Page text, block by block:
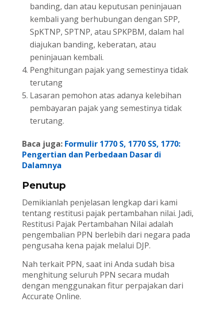
banding, dan atau keputusan peninjauan
kembali yang berhubungan dengan SPP,
SpKTNP, SPTNP, atau SPKPBM, dalam hal
diajukan banding, keberatan, atau
peninjauan kembali.
Penghitungan pajak yang semestinya tidak
terutang
Lasaran pemohon atas adanya kelebihan
pembayaran pajak yang semestinya tidak
terutang.
Baca juga: Formulir 1770 S, 1770 SS, 1770:
Pengertian dan Perbedaan Dasar di
Dalamnya
Penutup
Demikianlah penjelasan lengkap dari kami
tentang restitusi pajak pertambahan nilai. Jadi,
Restitusi Pajak Pertambahan Nilai adalah
pengembalian PPN berlebih dari negara pada
pengusaha kena pajak melalui DJP.
Nah terkait PPN, saat ini Anda sudah bisa
menghitung seluruh PPN secara mudah
dengan menggunakan fitur perpajakan dari
Accurate Online.